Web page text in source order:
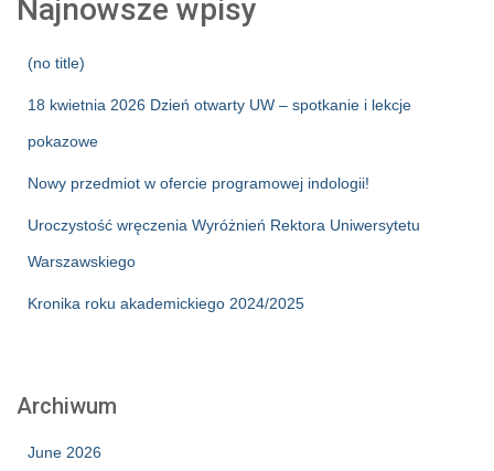
Najnowsze wpisy
(no title)
18 kwietnia 2026 Dzień otwarty UW – spotkanie i lekcje
pokazowe
Nowy przedmiot w ofercie programowej indologii!
Uroczystość wręczenia Wyróżnień Rektora Uniwersytetu
Warszawskiego
Kronika roku akademickiego 2024/2025
Archiwum
June 2026